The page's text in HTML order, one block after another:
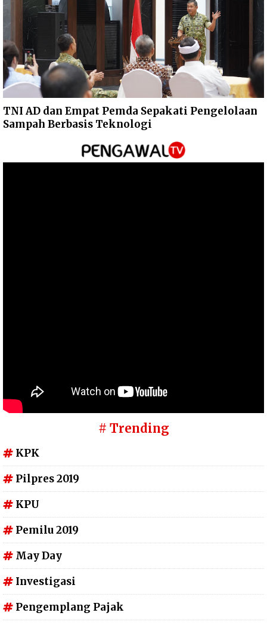
TNI AD dan Empat Pemda Sepakati Pengelolaan
Sampah Berbasis Teknologi
# Trending
KPK
Pilpres 2019
KPU
Pemilu 2019
May Day
Investigasi
Pengemplang Pajak